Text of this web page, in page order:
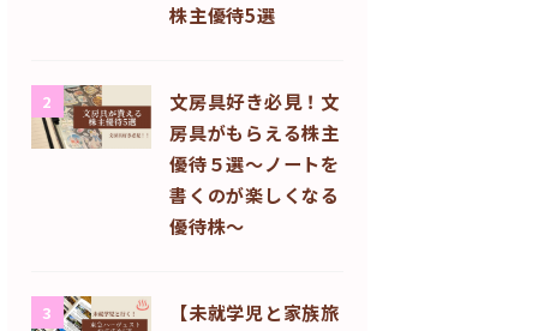
株主優待5選
2
文房具好き必見！文
房具がもらえる株主
優待５選〜ノートを
書くのが楽しくなる
優待株〜
3
【未就学児と家族旅